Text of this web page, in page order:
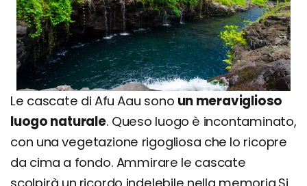
Le cascate di Afu Aau sono un meraviglioso
luogo naturale. Queso luogo è incontaminato,
con una vegetazione rigogliosa che lo ricopre
da cima a fondo. Ammirare le cascate